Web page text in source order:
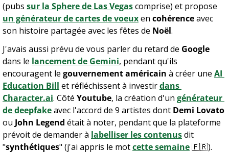
(pubs sur la Sphere de Las Vegas
un générateur de cartes de voeux en cohérence avec
son histoire partagée avec les fêtes de Noël.
J'avais aussi prévu de vous parler du retard de Google
dans le lancement de Gemini, pendant qu'ils
encouragent le gouvernement américain à créer une AI
Education Bill et réfléchissent à investir
Character.ai. Côté Youtube, la création d'un générateur
de deepfake avec l'accord de 9 artistes dont Demi Lovato
ou John Legend était à noter, pendant que la plateforme
prévoit de demander à labelliser les contenus dit
"synthétiques" (j'ai appris le mot cette semaine🇫🇷).